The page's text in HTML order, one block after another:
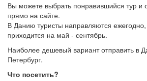
Вы можете выбрать понравившийся тур и
прямо на сайте.
В Данию туристы направляются
приходится на май - сентябрь.
Наиболее дешевый вариант отправить в
Петербург.
Что посетить?